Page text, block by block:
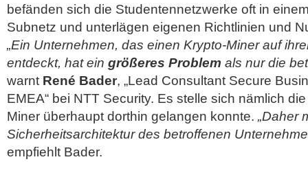
befänden sich die Studentennetzwerke oft in
Subnetz und unterlägen eigenen Richtlinien und
„Ein Unternehmen, das einen Krypto-Miner auf
entdeckt, hat ein größeres Problem als nur die
warnt René Bader, „Lead Consultant Secure
EMEA“ bei NTT Security. Es stelle sich nämlich
Miner überhaupt dorthin gelangen konnte. „Daher
Sicherheitsarchitektur des betroffenen
empfiehlt Bader.